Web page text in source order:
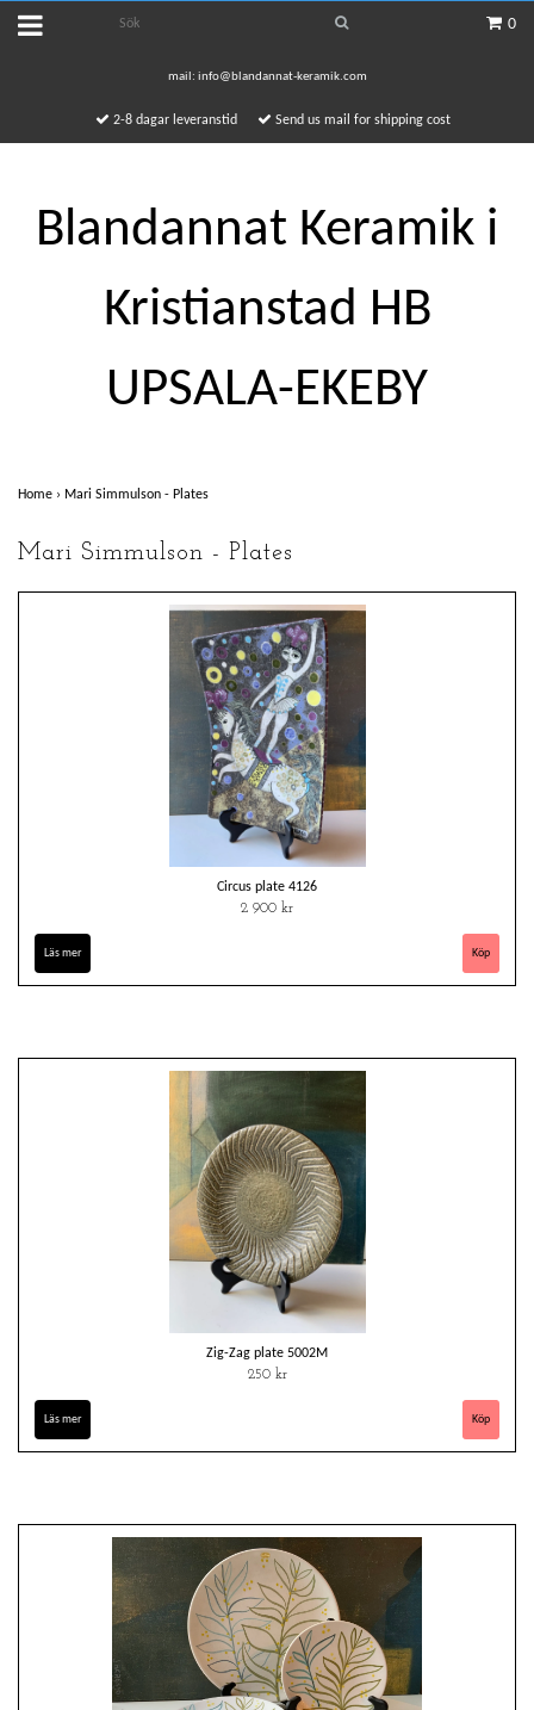
0
mail: info@blandannat-keramik.com
2-8 dagar leveranstid Send us mail for shipping cost
Blandannat Keramik i
Kristianstad HB
UPSALA-EKEBY
Home › Mari Simmulson - Plates
Mari Simmulson - Plates
Circus plate 4126
2 900 kr
Läs mer
Zig-Zag plate 5002M
250 kr
Läs mer